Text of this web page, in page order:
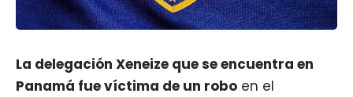
La delegación Xeneize que se encuentra en
Panamá fue víctima de un robo en el